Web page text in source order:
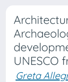
UNESCO
Greta